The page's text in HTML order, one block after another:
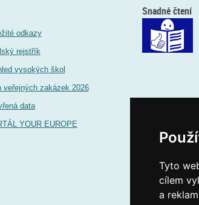
Tyto
cílem
a
odkazy
rejstřík
vysokých škol
veřejných zakázek 2026
data
YOUR EUROPE
Snadné čtení